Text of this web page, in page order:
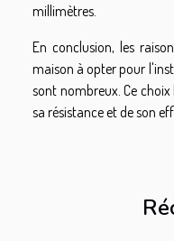
millimètres.
En conclusion, les
maison à opter pour
sont nombreux. Ce
sa résistance et de son